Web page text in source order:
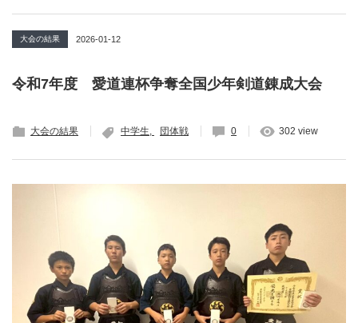
大会の結果 2026-01-12
令和7年度 愛道連杯争奪全国少年剣道錬成大会
大会の結果 中学生 団体戦 0 302 view